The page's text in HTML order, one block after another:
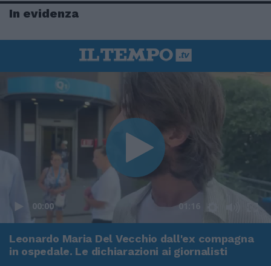
In evidenza
00:00 01:16
Leonardo Maria Del Vecchio dall'ex compagna
in ospedale. Le dichiarazioni ai giornalisti